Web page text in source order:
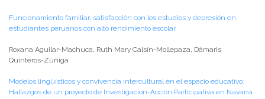
Funcionamiento familiar, satisfacción con los estudios y depresión en
estudiantes peruanos con alto rendimiento escolar
Roxana Aguilar-Machuca, Ruth Mary Calsín-Mollepaza, Dámaris
Quinteros-Zúñiga
Modelos lingüísticos y convivencia intercultural en el espacio educativo:
Hallazgos de un proyecto de Investigación-Acción Participativa en Navarra